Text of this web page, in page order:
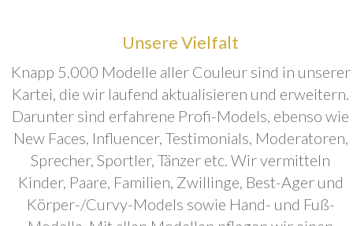
Unsere Vielfalt
Knapp 5.000 Modelle aller Couleur sind in unserer
Kartei, die wir laufend aktualisieren und erweitern.
Darunter sind erfahrene Profi-Models, ebenso wie
New Faces, Influencer, Testimonials, Moderatoren,
Sprecher, Sportler, Tänzer etc. Wir vermitteln
Kinder, Paare, Familien, Zwillinge, Best-Ager und
Körper-/Curvy-Models sowie Hand- und Fuß-